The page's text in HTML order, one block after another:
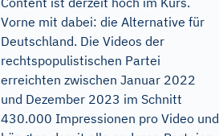
Vorne mit dabei: die Alternative für
Deutschland. Die Videos der
rechtspopulistischen Partei
erreichten zwischen Januar 2022
und Dezember 2023 im Schnitt
430.000 Impressionen pro Video und